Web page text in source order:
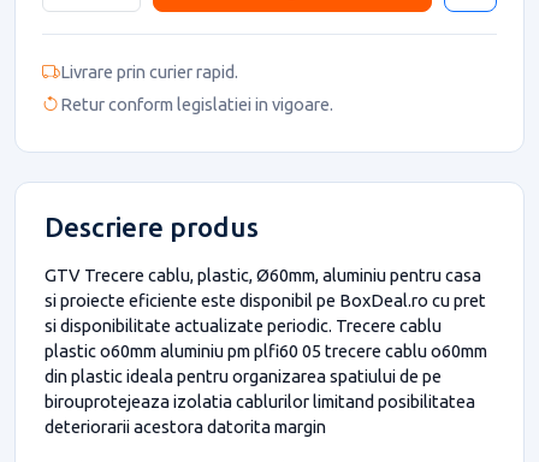
Livrare prin curier rapid.
Retur conform legislatiei in vigoare.
Descriere produs
GTV Trecere cablu, plastic, Ø60mm, aluminiu pentru casa
si proiecte eficiente este disponibil pe BoxDeal.ro cu pret
si disponibilitate actualizate periodic. Trecere cablu
plastic o60mm aluminiu pm plfi60 05 trecere cablu o60mm
din plastic ideala pentru organizarea spatiului de pe
birouprotejeaza izolatia cablurilor limitand posibilitatea
deteriorarii acestora datorita margin